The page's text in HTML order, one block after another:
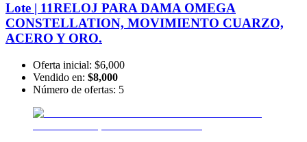
Lote | 11RELOJ PARA DAMA OMEGA
CONSTELLATION, MOVIMIENTO CUARZO,
ACERO Y ORO.
Oferta inicial: $6,000
Vendido en: $8,000
Número de ofertas: 5